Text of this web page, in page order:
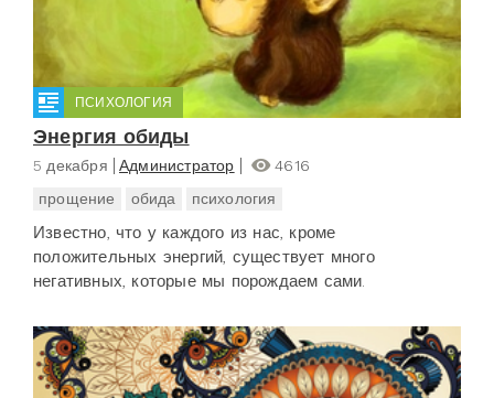
ПСИХОЛОГИЯ
Энергия обиды
5 декабря Администратор
4616
прощение
обида психология
Известно, что у каждого из нас, кроме
положительных энергий, существует много
негативных, которые мы порождаем сами.